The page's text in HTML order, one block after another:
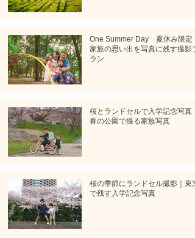
One Summer Day 夏休み限定！
家族の思い出を写真に残す撮影プ
ラン
桜とランドセルで入学記念写真｜
春の公園で撮る家族写真
桜の季節にランドセル撮影｜東京
で残す入学記念写真